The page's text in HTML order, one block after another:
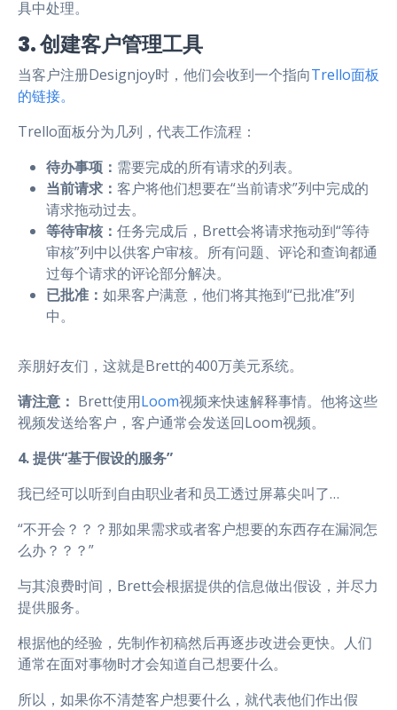
具中处理。
3. 创建客户管理工具
当客户注册Designjoy时，他们会收到一个指向Trello面板
的链接。
Trello面板分为几列，代表工作流程：
待办事项： 需要完成的所有请求的列表。
当前请求： 客户将他们想要在“当前请求”列中完成的
请求拖动过去。
等待审核： 任务完成后，Brett会将请求拖动到“等待
审核”列中以供客户审核。所有问题、评论和查询都通
过每个请求的评论部分解决。
已批准： 如果客户满意，他们将其拖到“已批准”列
中。
亲朋好友们，这就是Brett的400万美元系统。
请注意： Brett使用Loom视频来快速解释事情。他将这些
视频发送给客户，客户通常会发送回Loom视频。
4. 提供“基于假设的服务”
我已经可以听到自由职业者和员工透过屏幕尖叫了…
“不开会？？？那如果需求或者客户想要的东西存在漏洞怎
么办？？？”
与其浪费时间，Brett会根据提供的信息做出假设，并尽力
提供服务。
根据他的经验，先制作初稿然后再逐步改进会更快。人们
通常在面对事物时才会知道自己想要什么。
所以，如果你不清楚客户想要什么，就代表他们作出假